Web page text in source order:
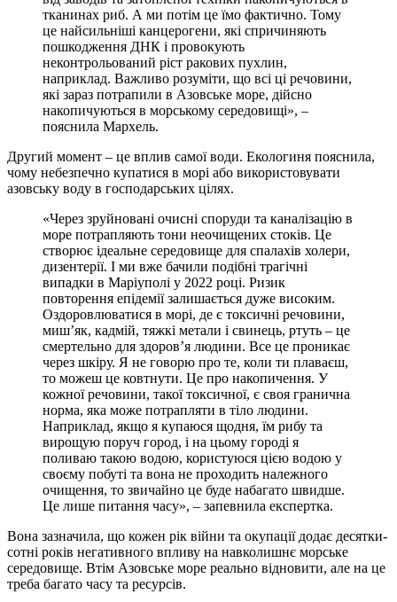
тканинах риб. А ми потім це їмо фактично. Тому
це найсильніші канцерогени, які спричиняють
пошкодження ДНК і провокують
неконтрольований ріст ракових пухлин,
наприклад. Важливо розуміти, що всі ці речовини,
які зараз потрапили в Азовське море, дійсно
накопичуються в морському середовищі», –
пояснила Мархель.
Другий момент – це вплив самої води. Екологиня пояснила,
чому небезпечно купатися в морі або використовувати
азовську воду в господарських цілях.
«Через зруйновані очисні споруди та каналізацію в
море потрапляють тони неочищених стоків. Це
створює ідеальне середовище для спалахів холери,
дизентерії. І ми вже бачили подібні трагічні
випадки в Маріуполі у 2022 році. Ризик
повторення епідемії залишається дуже високим.
Оздоровлюватися в морі, де є токсичні речовини,
миш’як, кадмій, тяжкі метали і свинець, ртуть – це
смертельно для здоров’я людини. Все це проникає
через шкіру. Я не говорю про те, коли ти плаваєш,
то можеш це ковтнути. Це про накопичення. У
кожної речовини, такої токсичної, є своя гранична
норма, яка може потрапляти в тіло людини.
Наприклад, якщо я купаюся щодня, їм рибу та
вирощую поруч город, і на цьому городі я
поливаю такою водою, користуюся цією водою у
своєму побуті та вона не проходить належного
очищення, то звичайно це буде набагато швидше.
Це лише питання часу», – запевнила експертка.
Вона зазначила, що кожен рік війни та окупації додає десятки-
сотні років негативного впливу на навколишнє морське
середовище. Втім Азовське море реально відновити, але на це
треба багато часу та ресурсів.